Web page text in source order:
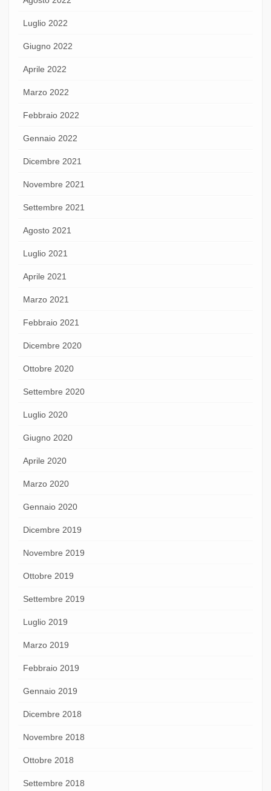
Luglio 2022
Giugno 2022
Aprile 2022
Marzo 2022
Febbraio 2022
Gennaio 2022
Dicembre 2021
Novembre 2021
Settembre 2021
Agosto 2021
Luglio 2021
Aprile 2021
Marzo 2021
Febbraio 2021
Dicembre 2020
Ottobre 2020
Settembre 2020
Luglio 2020
Giugno 2020
Aprile 2020
Marzo 2020
Gennaio 2020
Dicembre 2019
Novembre 2019
Ottobre 2019
Settembre 2019
Luglio 2019
Marzo 2019
Febbraio 2019
Gennaio 2019
Dicembre 2018
Novembre 2018
Ottobre 2018
Settembre 2018